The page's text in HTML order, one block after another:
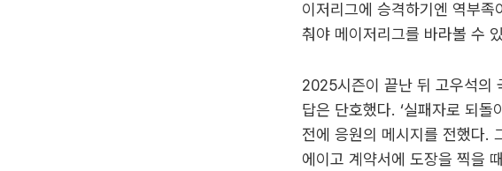
이저리그에 승격하기엔 역부
춰야 메이저리그를 바라볼 수
2025시즌이 끝난 뒤 고우석의
답은 단호했다. ‘실패자로 되
전에 응원의 메시지를 전했다.
에이고 계약서에 도장을 찍을